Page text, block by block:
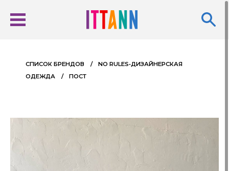
CПИСОК БРЕНДОВ
NO RULES•ДИЗАЙНЕРСКАЯ
ОДЕЖДА
ПОСТ